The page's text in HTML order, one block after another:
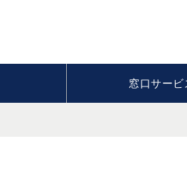
窓口サービ